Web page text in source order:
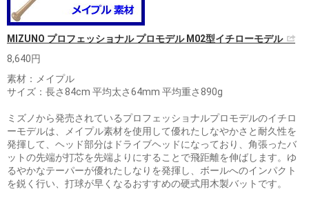
MIZUNO プロフェッショナル プロモデル M02型イチローモデル
8,640円
素材：メイプル
サイズ：長さ84cm 平均太さ64mm 平均重さ890g
ミズノから発売されているプロフェッショナルプロモデルのイチロ
ーモデルは、メイプル素材を使用して優れたしなやかさと耐久性を
発揮して、ヘッド部分はドライブヘッドになっており、角張ったバ
ットの先端が打芯を先端よりにすることで飛距離を伸ばします。ゆ
るやかなテーパーが優れたしなりを発揮し、ボールへのインパクト
を鋭く行い、打球が早くなるおすすめの硬式用木製バットです。